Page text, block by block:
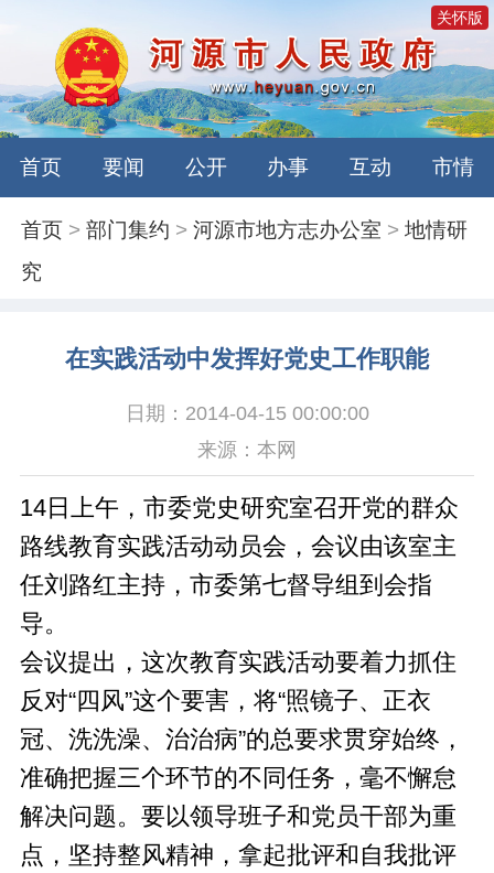
关怀版
首页 要闻 公开 办事 互动 市情
首页 >部门集约 >河源市地方志办公室 >地情研
究
在实践活动中发挥好党史工作职能
日期：2014-04-15 00:00:00
来源：本网
14日上午，市委党史研究室召开党的群众
路线教育实践活动动员会，会议由该室主
任刘路红主持，市委第七督导组到会指
导。
会议提出，这次教育实践活动要着力抓住
反对“四风”这个要害，将“照镜子、正衣
冠、洗洗澡、治治病”的总要求贯穿始终，
准确把握三个环节的不同任务，毫不懈怠
解决问题。要以领导班子和党员干部为重
点，坚持整风精神，拿起批评和自我批评